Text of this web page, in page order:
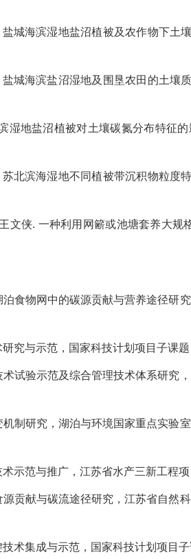
海滨湿地盐沼植被及农作物下土
海滨盐沼湿地及围垦农田的土壤
地盐沼植被对土壤碳氮分布特征的
滨海湿地不同植被带沉积物粒度
侠. 一种利用网簖或池塘套养大规
物网中的碳源贡献与营养途径研
与示范，国家科技计划项目子课题
验示范及综合管理技术体系研究
研究，湖泊与环境国家重点实验
范与推广，江苏省水产三新工程项
献与碳流途径研究，江苏省自然
集成与示范，国家科技计划项目子